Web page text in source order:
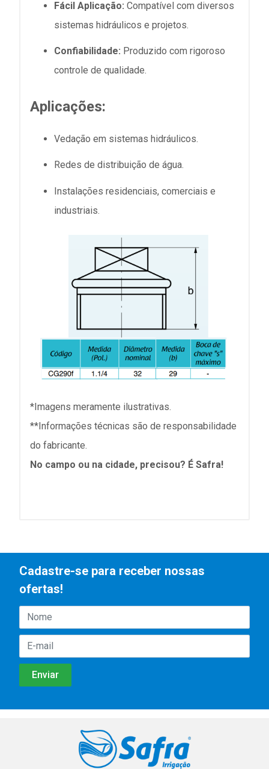
Fácil Aplicação: Compatível com diversos
sistemas hidráulicos e projetos.
Confiabilidade: Produzido com rigoroso
controle de qualidade.
Aplicações:
Vedação em sistemas hidráulicos.
Redes de distribuição de água.
Instalações residenciais, comerciais e
industriais.
*Imagens meramente ilustrativas.
**Informações técnicas são de responsabilidade
do fabricante.
No campo ou na cidade, precisou? É Safra!
Cadastre-se para receber nossas
ofertas!